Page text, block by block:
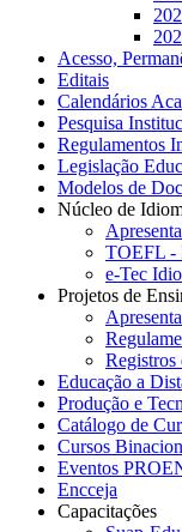
Acesso,
Editais
Calendários
Pesquisa
Regulamentos
Legislação
Modelos de
Núcleo de
TOEFL -
e-Tec
Projetos de
Registros
Educação a
Produção e
Catálogo de
Cursos
Eventos
Encceja
Capacitações